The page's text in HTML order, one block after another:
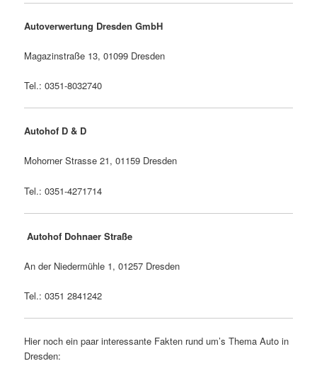
Autoverwertung Dresden GmbH
Magazinstraße 13, 01099 Dresden
Tel.: 0351-8032740
Autohof D & D
Mohorner Strasse 21, 01159 Dresden
Tel.: 0351-4271714
Autohof Dohnaer Straße
An der Niedermühle 1, 01257 Dresden
Tel.: 0351 2841242
Hier noch ein paar interessante Fakten rund um’s Thema Auto in
Dresden: